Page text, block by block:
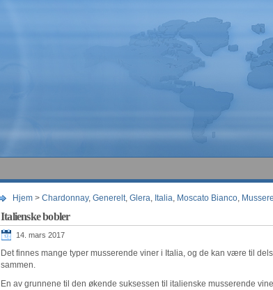
Hjem > Chardonnay, Generelt, Glera, Italia, Moscato Bianco,
Italienske bobler
14. mars 2017
Det finnes mange typer musserende viner i Italia, og de kan være til
sammen.
En av grunnene til den økende suksessen til italienske musserende